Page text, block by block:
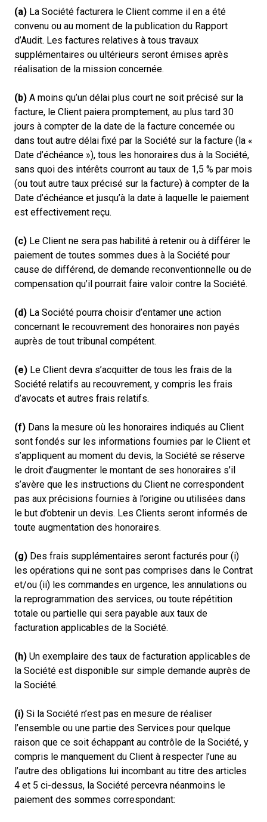
(a) La Société facturera le Client comme il en a été
convenu ou au moment de la publication du Rapport
d’Audit. Les factures relatives à tous travaux
supplémentaires ou ultérieurs seront émises après
réalisation de la mission concernée.
(b) A moins qu’un délai plus court ne soit précisé sur la
facture, le Client paiera promptement, au plus tard 30
jours à compter de la date de la facture concernée ou
dans tout autre délai fixé par la Société sur la facture (la «
Date d’échéance »), tous les honoraires dus à la Société,
sans quoi des intérêts courront au taux de 1,5 % par mois
(ou tout autre taux précisé sur la facture) à compter de la
Date d’échéance et jusqu’à la date à laquelle le paiement
est effectivement reçu.
(c) Le Client ne sera pas habilité à retenir ou à différer le
paiement de toutes sommes dues à la Société pour
cause de différend, de demande reconventionnelle ou de
compensation qu’il pourrait faire valoir contre la Société.
(d) La Société pourra choisir d’entamer une action
concernant le recouvrement des honoraires non payés
auprès de tout tribunal compétent.
(e) Le Client devra s’acquitter de tous les frais de la
Société relatifs au recouvrement, y compris les frais
d’avocats et autres frais relatifs.
(f) Dans la mesure où les honoraires indiqués au Client
sont fondés sur les informations fournies par le Client et
s’appliquent au moment du devis, la Société se réserve
le droit d’augmenter le montant de ses honoraires s’il
s’avère que les instructions du Client ne correspondent
pas aux précisions fournies à l’origine ou utilisées dans
le but d’obtenir un devis. Les Clients seront informés de
toute augmentation des honoraires.
(g) Des frais supplémentaires seront facturés pour (i)
les opérations qui ne sont pas comprises dans le Contrat
et/ou (ii) les commandes en urgence, les annulations ou
la reprogrammation des services, ou toute répétition
totale ou partielle qui sera payable aux taux de
facturation applicables de la Société.
(h) Un exemplaire des taux de facturation applicables de
la Société est disponible sur simple demande auprès de
la Société.
(i) Si la Société n’est pas en mesure de réaliser
l’ensemble ou une partie des Services pour quelque
raison que ce soit échappant au contrôle de la Société, y
compris le manquement du Client à respecter l’une au
l’autre des obligations lui incombant au titre des articles
4 et 5 ci-dessus, la Société percevra néanmoins le
paiement des sommes correspondant: